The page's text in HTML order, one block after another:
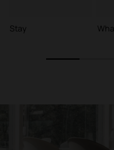
Stay